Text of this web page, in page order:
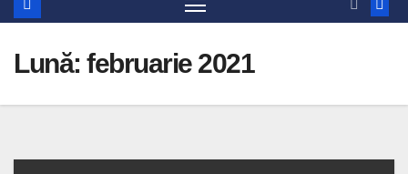
Lună: februarie 2021